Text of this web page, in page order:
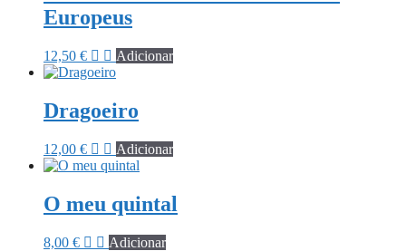
Europeus
12,50 € Adicionar
Dragoeiro
12,00 € Adicionar
O meu quintal
8,00 € Adicionar